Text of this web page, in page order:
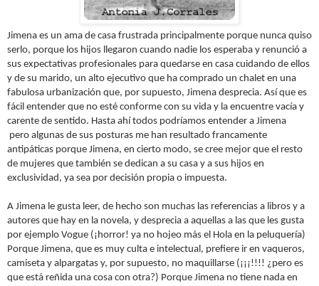
Jimena es un ama de casa frustrada principalmente porque nunca quiso
serlo, porque los hijos llegaron cuando nadie los esperaba y renunció a
sus expectativas profesionales para quedarse en casa cuidando de ellos
y de su marido, un alto ejecutivo que ha comprado un chalet en una
fabulosa urbanización que, por supuesto, Jimena desprecia. Así que es
fácil entender que no esté conforme con su vida y la encuentre vacía y
carente de sentido. Hasta ahí todos podríamos entender a Jimena
pero algunas de sus posturas me han resultado francamente
antipáticas porque Jimena, en cierto modo, se cree mejor que el resto
de mujeres que también se dedican a su casa y a sus hijos en
exclusividad, ya sea por decisión propia o impuesta.
A Jimena le gusta leer, de hecho son muchas las referencias a libros y a
autores que hay en la novela, y desprecia a aquellas a las que les gusta
por ejemplo Vogue (¡horror! ya no hojeo más el Hola en la peluquería)
Porque Jimena, que es muy culta e intelectual, prefiere ir en vaqueros,
camiseta y alpargatas y, por supuesto, no maquillarse (¡¡¡!!!! ¿pero es
que está reñida una cosa con otra?) Porque Jimena no tiene nada en